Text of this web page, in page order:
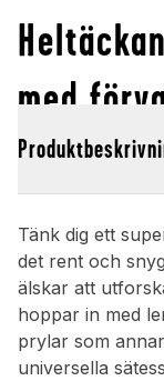
med
Tänk dig ett
det rent och
älskar att
hoppar in med
prylar som
universella